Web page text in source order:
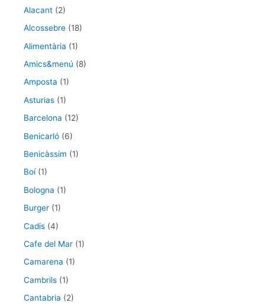
Alacant (2)
Alcossebre (18)
Alimentària (1)
Amics&menú (8)
Amposta (1)
Asturias (1)
Barcelona (12)
Benicarló (6)
Benicàssim (1)
Boí(1)
Bologna (1)
Burger (1)
Cadis (4)
Cafe del Mar (1)
Camarena (1)
Cambrils (1)
Cantabria (2)